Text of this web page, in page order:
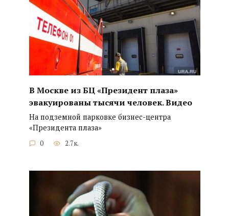
В Москве из БЦ «Президент плаза»
эвакуированы тысячи человек. Видео
На подземной парковке бизнес-центра
«Президента плаза»
0 2.7к.